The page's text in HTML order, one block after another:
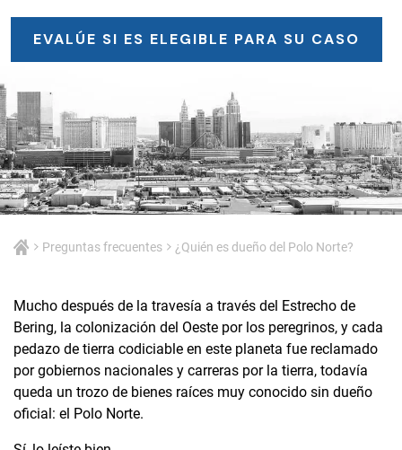
EVALÚE SI ES ELEGIBLE PARA SU CASO
Preguntas frecuentes ¿Quién es dueño del Polo Norte?
Mucho después de la travesía a través del Estrecho de
Bering, la colonización del Oeste por los peregrinos, y cada
pedazo de tierra codiciable en este planeta fue reclamado
por gobiernos nacionales y carreras por la tierra, todavía
queda un trozo de bienes raíces muy conocido sin dueño
oficial: el Polo Norte.